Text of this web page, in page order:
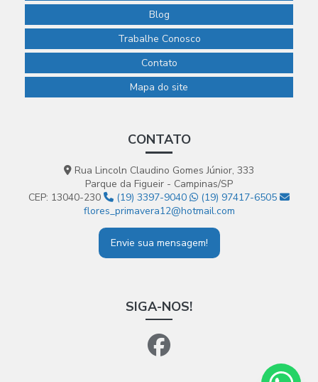
Blog
Trabalhe Conosco
Contato
Mapa do site
CONTATO
Rua Lincoln Claudino Gomes Júnior, 333
Parque da Figueir - Campinas/SP
CEP: 13040-230
(19) 3397-9040
(19) 97417-6505
flores_primavera12@hotmail.com
Envie sua mensagem!
SIGA-NOS!